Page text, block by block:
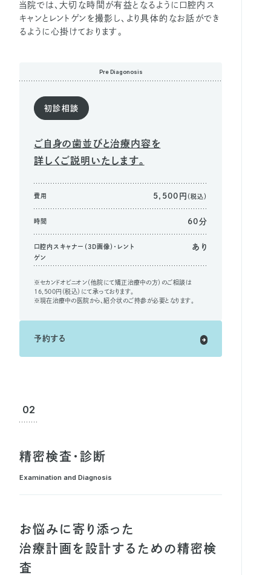
当院では、大切な時間が有益となるように口腔内ス
キャンとレントゲンを撮影し、より具体的なお話ができ
るように心掛けております。
Pre Diagonosis
初診相談
ご自身の歯並びと治療内容を
詳しくご説明いたします。
費用 5,500円 （税込）
時間 60分
口腔内スキャナー（3D画像）・レント
ゲン
あり
※セカンドオピニオン（他院にて矯正治療中の方）のご相談は
16,500円（税込）にて承っております。
※現在治療中の医院から、紹介状のご持参が必要となります。
予約する
02
精密検査・診断
Examination and Diagnosis
お悩みに寄り添った
治療計画を設計するための精密検
査